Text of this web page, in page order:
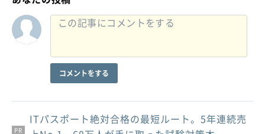
コメントをする
PR
PR
PR
ITパスポート絶対合格の最短ルート。5年連続売